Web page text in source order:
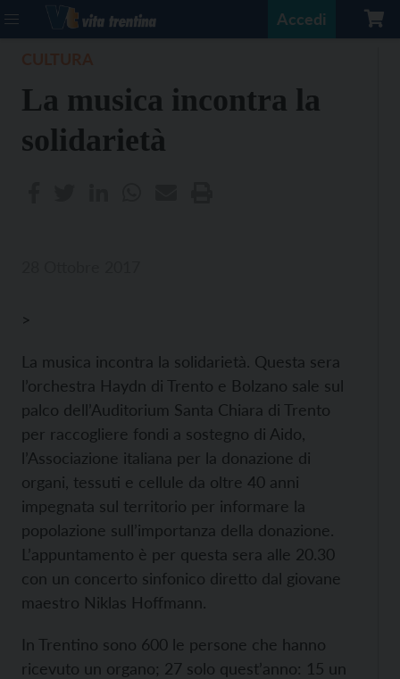
Accedi
La musica incontra la
solidarietà
>
La musica incontra la solidarietà. Questa sera
l’orchestra Haydn di Trento e Bolzano sale sul
palco dell’Auditorium Santa Chiara di Trento
per raccogliere fondi a sostegno di Aido,
l’Associazione italiana per la donazione di
organi, tessuti e cellule da oltre 40 anni
impegnata sul territorio per informare la
popolazione sull’importanza della donazione.
L’appuntamento è per questa sera alle 20.30
con un concerto sinfonico diretto dal giovane
maestro Niklas Hoffmann.
In Trentino sono 600 le persone che hanno
ricevuto un organo; 27 solo quest’anno: 15 un